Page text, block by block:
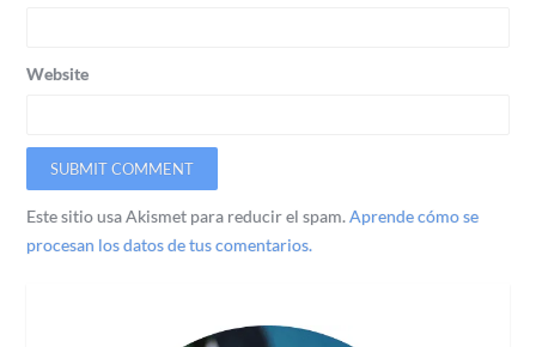
Website
Este sitio usa Akismet para reducir el spam.Aprende cómo se
procesan los datos de tus comentarios.